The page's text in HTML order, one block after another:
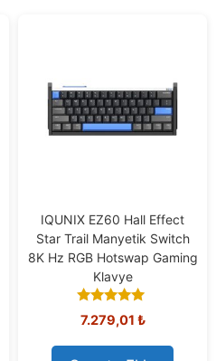
IQUNIX EZ60 Hall Effect
Star Trail Manyetik Switch
8K Hz RGB Hotswap Gaming
Klavye
5.00
out of 5
7.279,01 ₺